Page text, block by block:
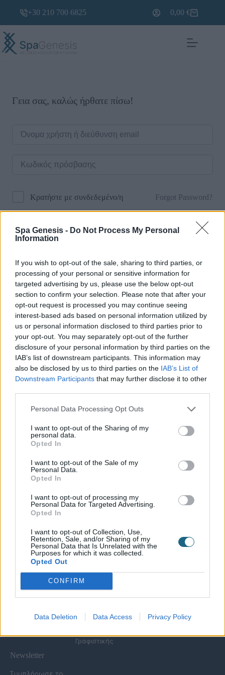
Spa Genesis - Do Not Process My Personal
Information
If you wish to opt-out of the sale, sharing to third parties, or
processing of your personal or sensitive information for
targeted advertising by us, please use the below opt-out
section to confirm your selection. Please note that after your
opt-out request is processed you may continue seeing
interest-based ads based on personal information utilized by
us or personal information disclosed to third parties prior to
your opt-out. You may separately opt-out of the further
disclosure of your personal information by third parties on the
IAB’s list of downstream participants. This information may
also be disclosed by us to third parties on the IAB’s List of
Downstream Participants that may further disclose it to other
Personal Data Processing Opt Outs
I want to opt-out of the Sharing of my
personal data.
Opted In
I want to opt-out of the Sale of my
Personal Data.
Opted In
I want to opt-out of processing my
Personal Data for Targeted Advertising.
Opted In
I want to opt-out of Collection, Use,
Retention, Sale, and/or Sharing of my
Personal Data that Is Unrelated with the
Purposes for which it was collected.
Opted Out
CONFIRM
Data Deletion Data Access Privacy Policy
+30 210 700 6825 0,00€
Γεια σας, καλώς ήρθατε πίσω!
Κρατήστε με συνδεδεμένο/η Forgot Password?
Σύνδεση
Δεν έχετε λογαριασμό;Εγγραφείτε Τώρα
+30 210 700 6825
+30 694 9855145
info@spagenesis.gr
Ωράριο Λειτουργίας
Δευ - Παρ: 09:00 - 18:00
Σάββατο: 10:00 - 19:00
Χρήσιμες Σελίδες
Καριέρα
Τα Νέα μας
Απορρήτου
Όροι Χρήσης Eshop
Συχνές Ερωτήσεις
Τρόποι Πληρωμής &
Spa Marketing &
Προσωπικού
Digital Marketing
Wellness Real Estate
Ανακαίνιση Spa
Εξοπλισμός
Γραφιστικής
Εξειδικευμένα
Σεμινάρια
Σεμινάρια
Αισθητικής
Σεμινάρια Μασάζ
Σεμινάρια
Newsletter